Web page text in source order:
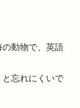
動物で、英語
忘れにくいで